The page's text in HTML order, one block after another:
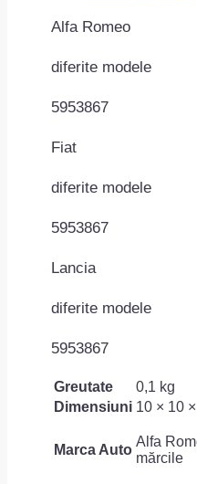
Alfa Romeo
diferite modele
5953867
Fiat
diferite modele
5953867
Lancia
diferite modele
5953867
Greutate
0,1 kg
Dimensiuni 10 × 10
Marca Auto
Alfa
mărcile